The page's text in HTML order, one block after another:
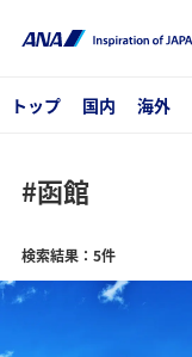
トップ 国内 海外
#函館
検索結果：5件